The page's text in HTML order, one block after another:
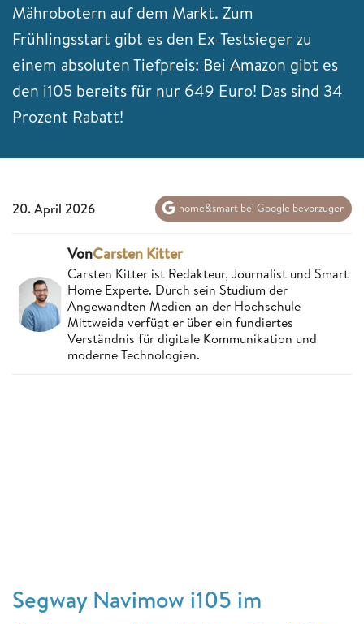
Mährobotern auf dem Markt. Zum
Frühlingsstart gibt es den Ex-Testsieger zu
einem absoluten Tiefpreis: Bei Amazon gibt es
den i105 bereits für nur 649 Euro! Das sind 34
Prozent Rabatt!
20. April 2026 home&smart bei Google bevorzugen
VonCarsten Kitter
Carsten Kitter ist Redakteur, Journalist und Smart
Home Experte. Durch sein Studium der
Angewandten Medien an der Hochschule
Mittweida verfügt er über ein fundiertes
Verständnis für digitale Kommunikation und
moderne Technologien.
Segway Navimow i105 im